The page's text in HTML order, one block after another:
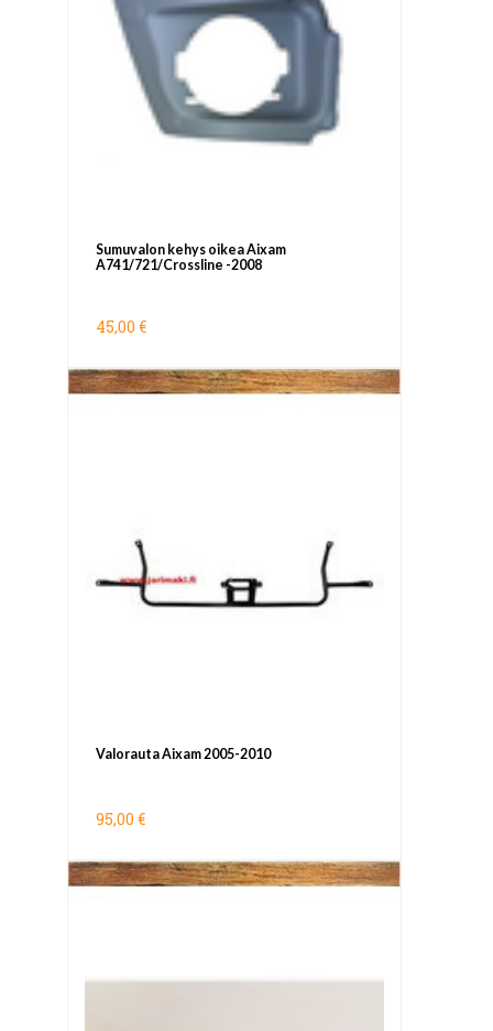
Sumuvalon kehys oikea Aixam
A741/721/Crossline -2008
45,00 €
Valorauta Aixam 2005-2010
95,00 €